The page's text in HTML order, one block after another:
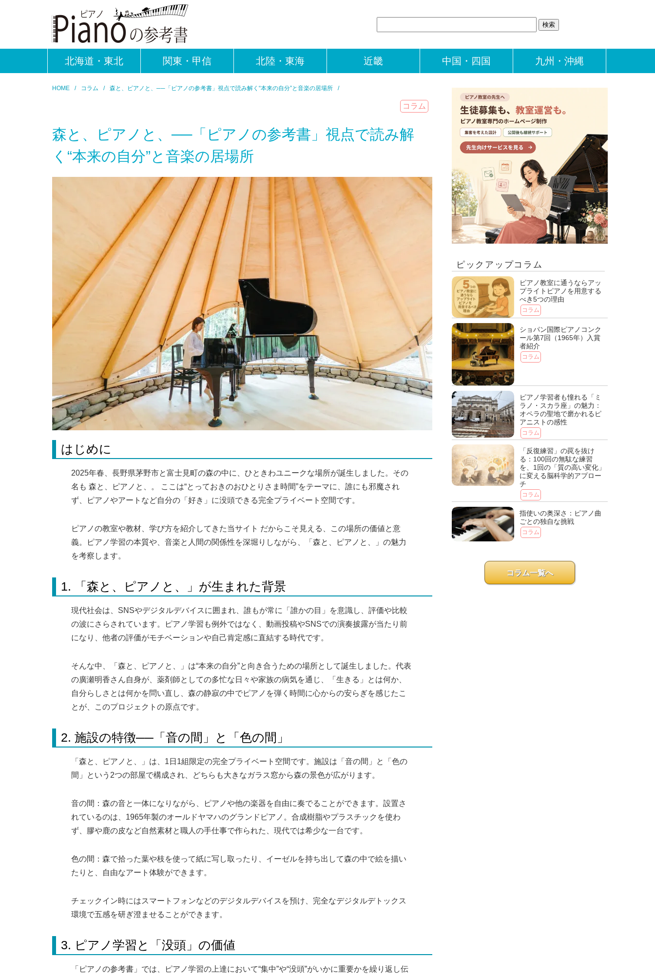
北海道・東北 関東・甲信 北陸・東海 近畿 中国・四国 九州・沖縄
HOME コラム 森と、ピアノと、──「ピアノの参考書」視点で読み解く“本来の自分”と音楽の居場所
コラム
森と、ピアノと、──「ピアノの参考書」視点で読み解
く“本来の自分”と音楽の居場所
はじめに
2025年春、長野県茅野市と富士見町の森の中に、ひときわユニークな場所が誕生しました。その
名も 森と、ピアノと、
。 ここは“とっておきのおひとりさま時間”をテーマに、誰にも邪魔され
ず、ピアノやアートなど自分の「好き」に没頭できる完全プライベート空間です。
ピアノの教室や教材、学び方を紹介してきた当サイト だからこそ見える、この場所の価値と意
義。ピアノ学習の本質や、音楽と人間の関係性を深堀りしながら、「森と、ピアノと、」の魅力
を考察します。
1. 「森と、ピアノと、」が生まれた背景
現代社会は、SNSやデジタルデバイスに囲まれ、誰もが常に「誰かの目」を意識し、評価や比較
の波にさらされています。ピアノ学習も例外ではなく、動画投稿やSNSでの演奏披露が当たり前
になり、他者の評価がモチベーションや自己肯定感に直結する時代です。
そんな中、「森と、ピアノと、」は“本来の自分”と向き合うための場所として誕生しました。代表
の廣瀬明香さん自身が、薬剤師としての多忙な日々や家族の病気を通じ、「生きる」とは何か、
自分らしさとは何かを問い直し、森の静寂の中でピアノを弾く時間に心からの安らぎを感じたこ
とが、このプロジェクトの原点です。
2. 施設の特徴──「音の間」と「色の間」
「森と、ピアノと、」は、1日1組限定の完全プライベート空間です。施設は「音の間」と「色の
間」という2つの部屋で構成され、どちらも大きなガラス窓から森の景色が広がります。
音の間：森の音と一体になりながら、ピアノや他の楽器を自由に奏でることができます。設置さ
れているのは、1965年製のオールドヤマハのグランドピアノ。合成樹脂やプラスチックを使わ
ず、膠や鹿の皮など自然素材と職人の手仕事で作られた、現代では希少な一台です。
色の間：森で拾った葉や枝を使って紙に写し取ったり、イーゼルを持ち出して森の中で絵を描い
たりと、自由なアート体験ができます。
チェックイン時にはスマートフォンなどのデジタルデバイスを預け、完全なデジタルデトックス
環境で五感を研ぎ澄ませることができます。
3. ピアノ学習と「没頭」の価値
「ピアノの参考書」では、ピアノ学習の上達において“集中”や“没頭”がいかに重要かを繰り返し伝
ピックアップコラム
ピアノ教室に通うならアッ
プライトピアノを用意する
べき5つの理由
コラム
ショパン国際ピアノコンク
ール第7回（1965年）入賞
者紹介
コラム
ピアノ学習者も憧れる「ミ
ラノ・スカラ座」の魅力：
オペラの聖地で磨かれるピ
アニストの感性
コラム
「反復練習」の罠を抜け
る：100回の無駄な練習
を、1回の「質の高い変化」
に変える脳科学的アプロー
チ
コラム
指使いの奥深さ：ピアノ曲
ごとの独自な挑戦
コラム
コラム一覧へ